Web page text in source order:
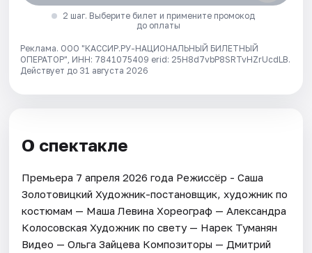
2 шаг. Выберите билет и примените промокод
до оплаты
Реклама. ООО "КАССИР.РУ-НАЦИОНАЛЬНЫЙ БИЛЕТНЫЙ
ОПЕРАТОР", ИНН: 7841075409 erid: 25H8d7vbP8SRTvHZrUcdLB.
Действует до 31 августа 2026
О спектакле
Премьера 7 апреля 2026 года Режиссёр - Саша
Золотовицкий Художник-постановщик, художник по
костюмам — Маша Левина Хореограф — Александра
Колосовская Художник по свету — Нарек Туманян
Видео — Ольга Зайцева Композиторы — Дмитрий